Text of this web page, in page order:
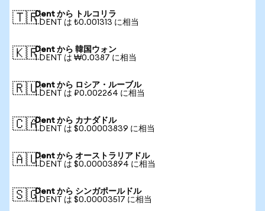
🇹🇷Dent から トルコリラ
1 DENT は ₺0.001313 に相当
🇰🇷Dent から 韓国ウォン
1 DENT は ₩0.0387 に相当
🇷🇺Dent から ロシア・ルーブル
1 DENT は ₽0.002264 に相当
🇨🇦Dent から カナダドル
1 DENT は $0.00003839 に相当
🇦🇺Dent から オーストラリアドル
1 DENT は $0.00003894 に相当
🇸🇬Dent から シンガポールドル
1 DENT は $0.00003517 に相当